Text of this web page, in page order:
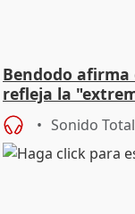
Bendodo
refleja la
Sonido